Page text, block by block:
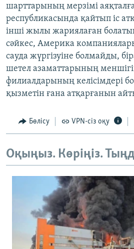
Басқа тілдерде
шарттарының мерзімі
республикасында қайтып іс
інші жылы жариялаған
сәйкес, Америка
сауда жүргізуіне болмайды,
шетел азаматтарының
филиалдарының келісімдері
қызметін ғана атқарғанын
Бөлісу VPN-сіз оқу
Оқыңыз. Көріңіз.